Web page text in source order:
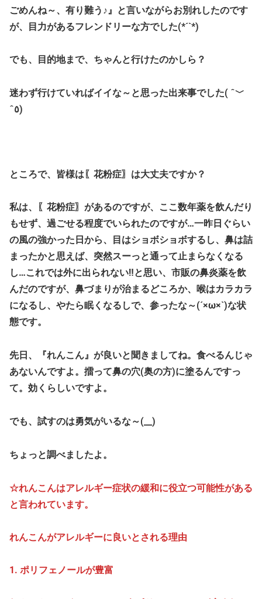
ごめんね～、有り難う♪』と言いながらお別れしたのです
が、目力があるフレンドリーな方でした(*´`*)
でも、目的地まで、ちゃんと行けたのかしら？
迷わず行けていればイイな～と思った出来事でした( ˆ﹀
ˆ٥)
ところで、皆様は〖花粉症〗は大丈夫ですか？
私は、〖花粉症〗があるのですが、ここ数年薬を飲んだり
もせず、過ごせる程度でいられたのですが…一昨日ぐらい
の風の強かった日から、目はショボショボするし、鼻は詰
まったかと思えば、突然スーっと通って止まらなくなる
し…これでは外に出られない‼と思い、市販の鼻炎薬を飲
んだのですが、鼻づまりが治まるどころか、喉はカラカラ
になるし、やたら眠くなるしで、参ったな～(´×ω×`)な状
態です。
先日、『れんこん』が良いと聞きましてね。食べるんじゃ
あないんですよ。擂って鼻の穴(奥の方)に塗るんですっ
て。効くらしいですよ。
でも、試すのは勇気がいるな～(__)
ちょっと調べましたよ。
☆れんこんはアレルギー症状の緩和に役立つ可能性がある
と言われています。
れんこんがアレルギーに良いとされる理由
1. ポリフェノールが豊富